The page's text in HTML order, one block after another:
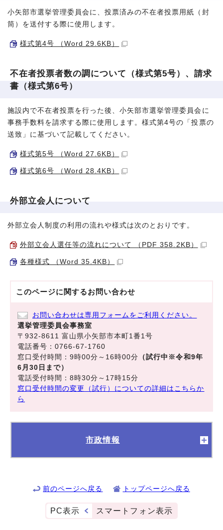
小矢部市選挙管理委員会に、投票済みの不在者投票用紙（封
筒）を送付する際に使用します。
様式第4号 （Word 29.6KB）
不在者投票者数の調について（様式第5号）、請求
書（様式第6号）
施設内で不在者投票を行った後、小矢部市選挙管理委員会に
事務手数料を請求する際に使用します。様式第4号の「投票の
送致」に基づいて記載してください。
様式第5号 （Word 27.6KB）
様式第6号 （Word 28.4KB）
外部立会人について
外部立会人制度の利用の流れや様式は次のとおりです。
外部立会人選任等の流れについて （PDF 358.2KB）
各種様式 （Word 35.4KB）
このページに関するお問い合わせ
お問い合わせは専用フォームをご利用ください。
選挙管理委員会事務室
〒932-8611 富山県小矢部市本町1番1号
電話番号：0766-67-1760
窓口受付時間：9時00分～16時00分 （試行中※令和9年
6月30日まで）
電話受付時間：8時30分～17時15分
窓口受付時間の変更（試行）についての詳細はこちらか
ら
市政情報
前のページへ戻る トップページへ戻る
PC表示 スマートフォン表示